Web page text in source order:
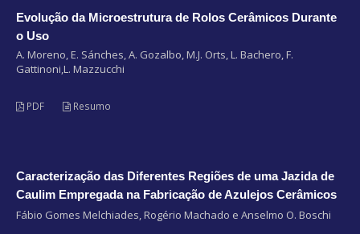
Evolução da Microestrutura de Rolos Cerâmicos Durante
o Uso
A. Moreno, E. Sánches, A. Gozalbo, M.J. Orts, L. Bachero, F.
Gattinoni,L. Mazzucchi
PDF Resumo
Caracterização das Diferentes Regiões de uma Jazida de
Caulim Empregada na Fabricação de Azulejos Cerâmicos
Fábio Gomes Melchiades, Rogério Machado e Anselmo O. Boschi